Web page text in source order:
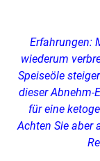
Erfahrungen:
wiederum
Speiseöle
dieser Abnehm-
für eine
Achten Sie aber